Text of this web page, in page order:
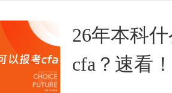
26年本科
cfa？速看！